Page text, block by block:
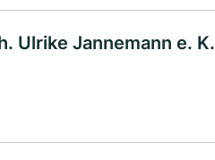
Ulrike Jannemann e. K.